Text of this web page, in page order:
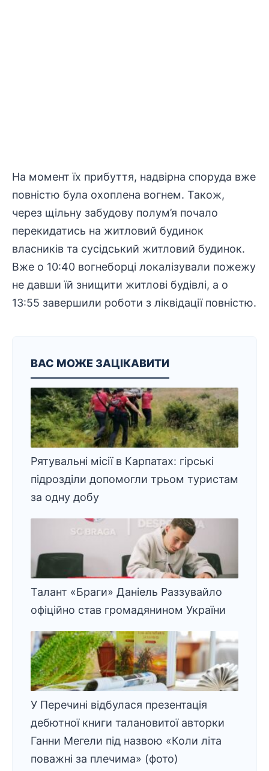
На момент їх прибуття, надвірна споруда вже
повністю була охоплена вогнем. Також,
через щільну забудову полум’я почало
перекидатись на житловий будинок
власників та сусідський житловий будинок.
Вже о 10:40 вогнеборці локалізували пожежу
не давши їй знищити житлові будівлі, а о
13:55 завершили роботи з ліквідації повністю.
ВАС МОЖЕ ЗАЦІКАВИТИ
Рятувальні місії в Карпатах: гірські
підрозділи допомогли трьом туристам
за одну добу
Талант «Браги» Даніель Раззувайло
офіційно став громадянином України
У Перечині відбулася презентація
дебютної книги талановитої авторки
Ганни Мегели під назвою «Коли літа
поважні за плечима» (фото)